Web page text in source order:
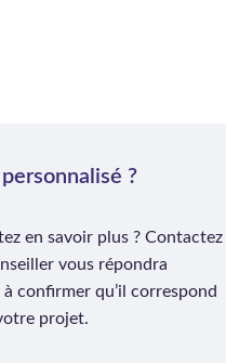
?
en savoir plus ? Contactez
vous répondra
confirmer qu’il correspond
projet.